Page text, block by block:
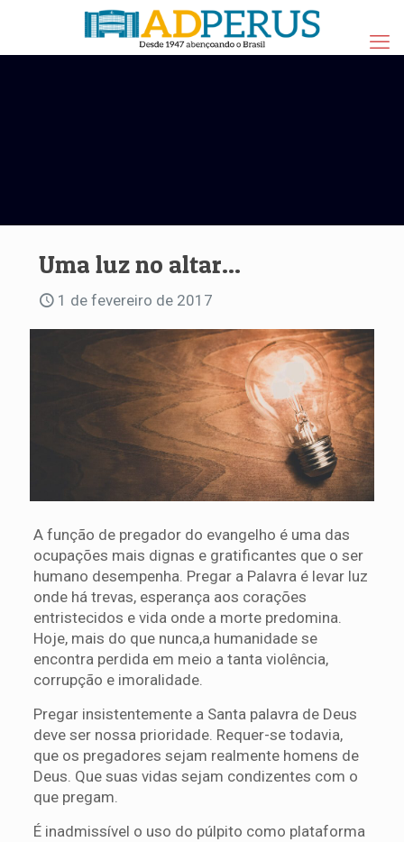
Uma luz no altar…
1 de fevereiro de 2017
A função de pregador do evangelho é uma das
ocupações mais dignas e gratificantes que o ser
humano desempenha. Pregar a Palavra é levar luz
onde há trevas, esperança aos corações
entristecidos e vida onde a morte predomina.
Hoje, mais do que nunca,a humanidade se
encontra perdida em meio a tanta violência,
corrupção e imoralidade.
Pregar insistentemente a Santa palavra de Deus
deve ser nossa prioridade. Requer-se todavia,
que os pregadores sejam realmente homens de
Deus. Que suas vidas sejam condizentes com o
que pregam.
É inadmissível o uso do púlpito como plataforma